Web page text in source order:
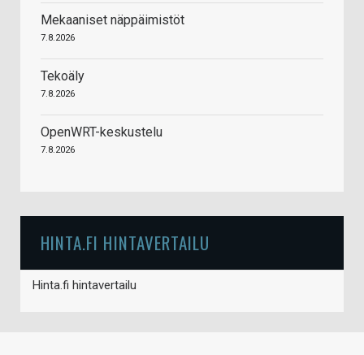
Mekaaniset näppäimistöt
7.8.2026
Tekoäly
7.8.2026
OpenWRT-keskustelu
7.8.2026
HINTA.FI HINTAVERTAILU
Hinta.fi hintavertailu